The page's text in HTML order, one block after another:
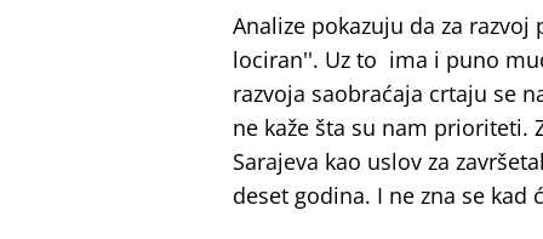
Analize pokazuju da za
lociran''. Uz to ima i puno
razvoja saobraćaja crtaju se
ne kaže šta su nam prioriteti.
Sarajeva kao uslov za
deset godina. I ne zna se kad